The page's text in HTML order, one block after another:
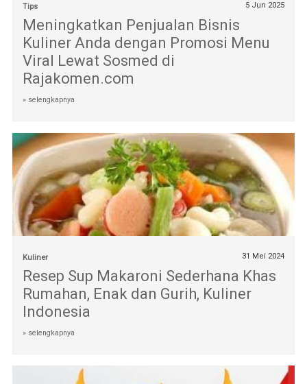
Tips 5 Jun 2025
Meningkatkan Penjualan Bisnis
Kuliner Anda dengan Promosi Menu
Viral Lewat Sosmed di
Rajakomen.com
» selengkapnya
Kuliner 31 Mei 2024
Resep Sup Makaroni Sederhana Khas
Rumahan, Enak dan Gurih, Kuliner
Indonesia
» selengkapnya